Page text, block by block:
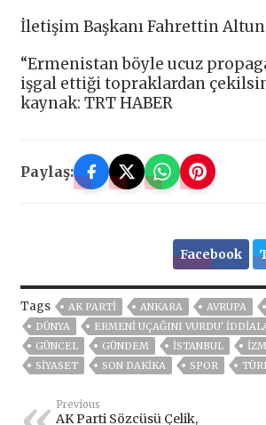
İletişim Başkanı Fahrettin
“Ermenistan böyle ucuz
işgal ettiği topraklardan
kaynak: TRT HABER
Paylaş:
Facebook
Tags AK PARTİ ANKARA AVRUPA
DÜNYA
ERMENI UÇAĞINI VURDU'
GÜNCEL
GÜNDEM ISTANBUL
SİYASET
SON DAKIKA SPOR
Previous
AK Parti Sözcüsü Çelik,